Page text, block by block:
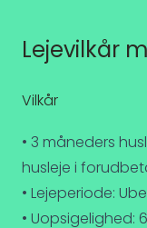
Lejevilkår
Vilkår
• 3 måneders
husleje i
• Lejeperiode:
• Uopsigelighed: